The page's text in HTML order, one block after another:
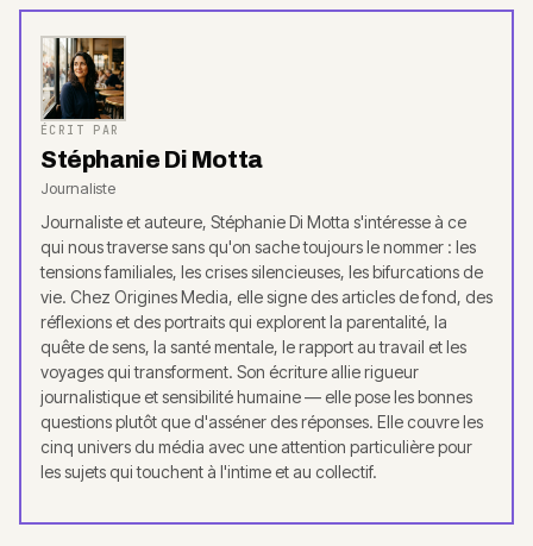
ÉCRIT PAR
Stéphanie Di Motta
Journaliste
Journaliste et auteure, Stéphanie Di Motta s'intéresse à ce
qui nous traverse sans qu'on sache toujours le nommer : les
tensions familiales, les crises silencieuses, les bifurcations de
vie. Chez Origines Media, elle signe des articles de fond, des
réflexions et des portraits qui explorent la parentalité, la
quête de sens, la santé mentale, le rapport au travail et les
voyages qui transforment. Son écriture allie rigueur
journalistique et sensibilité humaine — elle pose les bonnes
questions plutôt que d'asséner des réponses. Elle couvre les
cinq univers du média avec une attention particulière pour
les sujets qui touchent à l'intime et au collectif.